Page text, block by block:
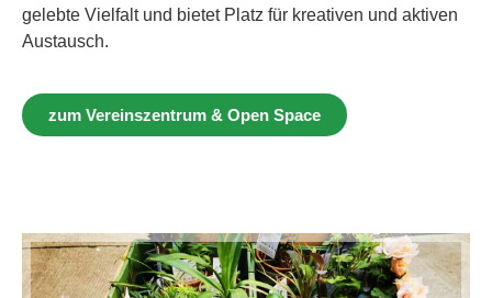
gelebte Vielfalt und bietet Platz für kreativen und aktiven
Austausch.
zum Vereinszentrum & Open Space